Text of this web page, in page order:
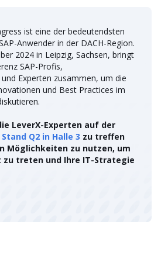
ist eine der bedeutendsten
Anwender in der DACH-Region.
2024 in Leipzig, Sachsen, bringt
SAP-Profis,
Experten zusammen, um die
und Best Practices im
LeverX-Experten auf der
Q2 in Halle 3 zu treffen
Möglichkeiten zu nutzen, um
treten und Ihre IT-Strategie